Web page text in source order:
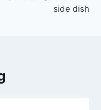
side dish